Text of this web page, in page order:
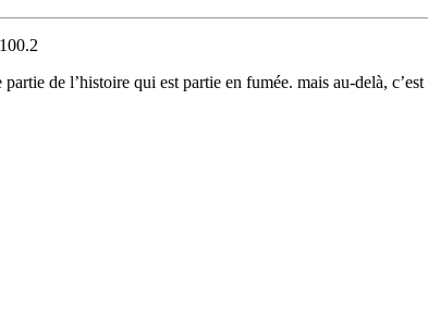
de l’histoire qui est partie en fumée. mais au-delà,